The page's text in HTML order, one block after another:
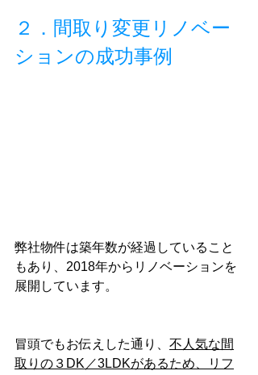
２．間取り変更リノベー
ションの成功事例
弊社物件は築年数が経過していること
もあり、2018年からリノベーションを
展開しています。
冒頭でもお伝えした通り、 不人気な間
取りの３DK／3LDKがあるため、リフ